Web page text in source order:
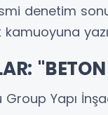
denetim
Group Yapı